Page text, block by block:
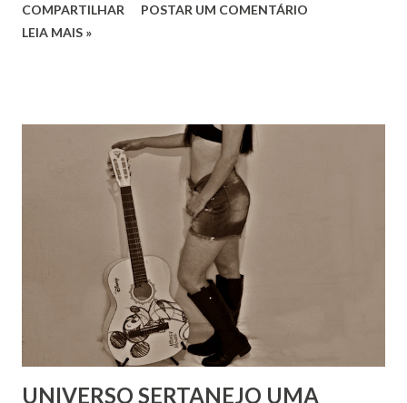
COMPARTILHAR
POSTAR UM COMENTÁRIO
LEIA MAIS »
UNIVERSO SERTANEJO UMA